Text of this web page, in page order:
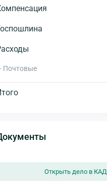
Почтовые
Открыть дело в КАД